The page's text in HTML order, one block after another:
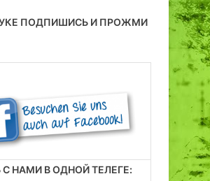
ПОДПИШИСЬ И ПРОЖМИ
С НАМИ В ОДНОЙ ТЕЛЕГЕ: